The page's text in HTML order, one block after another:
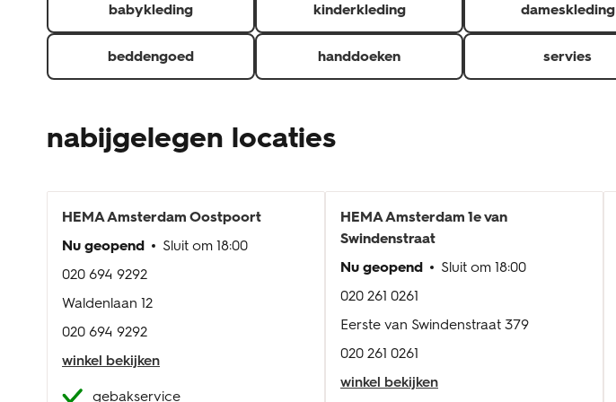
babykleding kinderkleding dameskleding
beddengoed handdoeken servies
nabijgelegen locaties
HEMAAmsterdam Oostpoort
Nu geopend
Sluit om 18:00
020 694 9292
Waldenlaan 12
020 694 9292
winkel bekijken
gebakservice
HEMAAmsterdam 1e van
Swindenstraat
Nu geopend
Sluit om 18:00
020 261 0261
Eerste van Swindenstraat 379
020 261 0261
winkel bekijken